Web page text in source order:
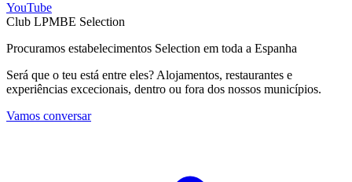
YouTube
Club LPMBE Selection
Procuramos estabelecimentos Selection em toda a Espanha
Será que o teu está entre eles? Alojamentos, restaurantes e
experiências excecionais, dentro ou fora dos nossos municípios.
Vamos conversar